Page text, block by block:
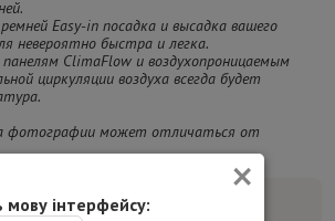
Easy-in посадка и высадка вашего
невероятно быстра и легка.
ClimaFlow и воздухопроницаемым
циркуляции воздуха всегда будет
фотографии может отличаться от
×
мову інтерфейсу: